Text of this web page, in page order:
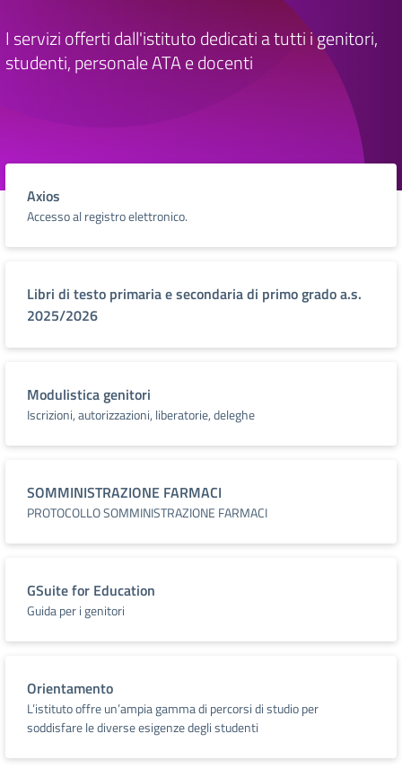
I servizi offerti dall'istituto dedicati a tutti i genitori,
studenti, personale ATA e docenti
Axios
Accesso al registro elettronico.
Libri di testo primaria e secondaria di primo grado a.s.
2025/2026
Modulistica genitori
Iscrizioni, autorizzazioni, liberatorie, deleghe
SOMMINISTRAZIONE FARMACI
PROTOCOLLO SOMMINISTRAZIONE FARMACI
GSuite for Education
Guida per i genitori
Orientamento
L’istituto offre un’ampia gamma di percorsi di studio per
soddisfare le diverse esigenze degli studenti